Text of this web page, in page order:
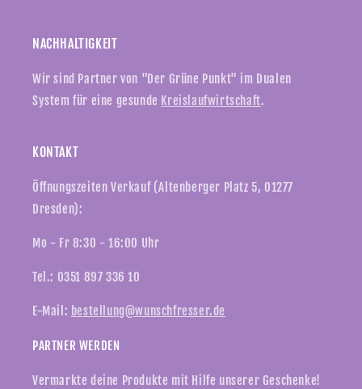
NACHHALTIGKEIT
Wir sind Partner von "Der Grüne Punkt" im Dualen
System für eine gesunde Kreislaufwirtschaft.
KONTAKT
Öffnungszeiten Verkauf (Altenberger Platz 5, 01277
Dresden):
Mo - Fr 8:30 - 16:00 Uhr
Tel.: 0351 897 336 10
E-Mail: bestellung@wunschfresser.de
PARTNER WERDEN
Vermarkte deine Produkte mit Hilfe unserer Geschenke!